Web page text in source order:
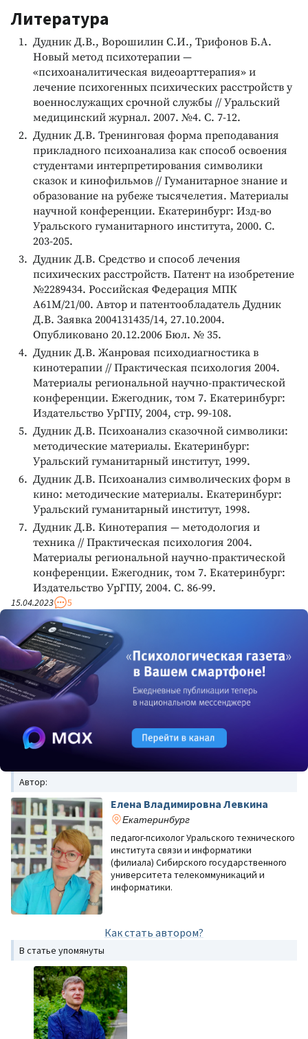
Литература
Дудник Д.В., Ворошилин С.И., Трифонов Б.А.
Новый метод психотерапии —
«психоаналитическая видеоарттерапия» и
лечение психогенных психических расстройств у
военнослужащих срочной службы // Уральский
медицинский журнал. 2007. №4. С. 7-12.
Дудник Д.В. Тренинговая форма преподавания
прикладного психоанализа как способ освоения
студентами интерпретирования символики
сказок и кинофильмов // Гуманитарное знание и
образование на рубеже тысячелетия. Материалы
научной конференции. Екатеринбург: Изд-во
Уральского гуманитарного института, 2000. С.
203-205.
Дудник Д.В. Средство и способ лечения
психических расстройств. Патент на изобретение
№2289434. Российская Федерация МПК
А61М/21/00. Автор и патентообладатель Дудник
Д.В. Заявка 2004131435/14, 27.10.2004.
Опубликовано 20.12.2006 Бюл. № 35.
Дудник Д.В. Жанровая психодиагностика в
кинотерапии // Практическая психология 2004.
Материалы региональной научно-практической
конференции. Ежегодник, том 7. Екатеринбург:
Издательство УрГПУ, 2004, стр. 99-108.
Дудник Д.В. Психоанализ сказочной символики:
методические материалы. Екатеринбург:
Уральский гуманитарный институт, 1999.
Дудник Д.В. Психоанализ символических форм в
кино: методические материалы. Екатеринбург:
Уральский гуманитарный институт, 1998.
Дудник Д.В. Кинотерапия — методология и
техника // Практическая психология 2004.
Материалы региональной научно-практической
конференции. Ежегодник, том 7. Екатеринбург:
Издательство УрГПУ, 2004. С. 86-99.
15.04.2023 5
Автор:
Елена Владимировна Левкина
Екатеринбург
педагог-психолог Уральского технического
института связи и информатики
(филиала) Сибирского государственного
университета телекоммуникаций и
информатики.
Как стать автором?
В статье упомянуты